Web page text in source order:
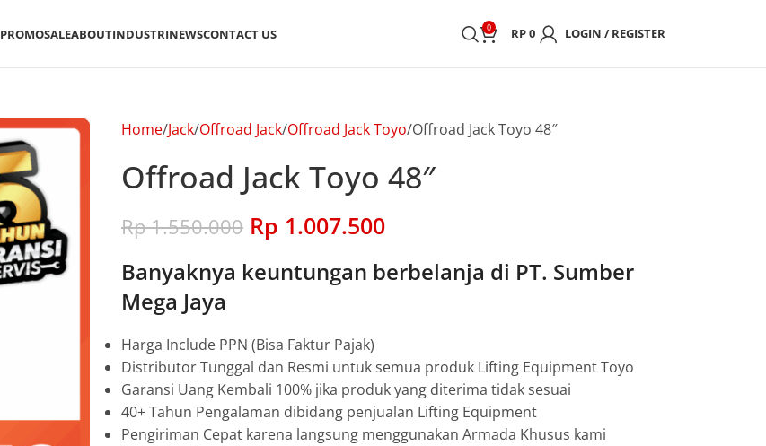
PROMOSALEABOUTINDUSTRINEWSCONTACT US 0 RP0 LOGIN / REGISTER
Home Jack Offroad Jack Offroad Jack Toyo Offroad Jack Toyo 48″
Offroad Jack Toyo 48″
Rp1.550.000 Rp 1.007.500
Banyaknya keuntungan berbelanja di PT. Sumber
Mega Jaya
Harga Include PPN (Bisa Faktur Pajak)
Distributor Tunggal dan Resmi untuk semua produk Lifting Equipment Toyo
Garansi Uang Kembali 100% jika produk yang diterima tidak sesuai
40+ Tahun Pengalaman dibidang penjualan Lifting Equipment
Pengiriman Cepat karena langsung menggunakan Armada Khusus kami